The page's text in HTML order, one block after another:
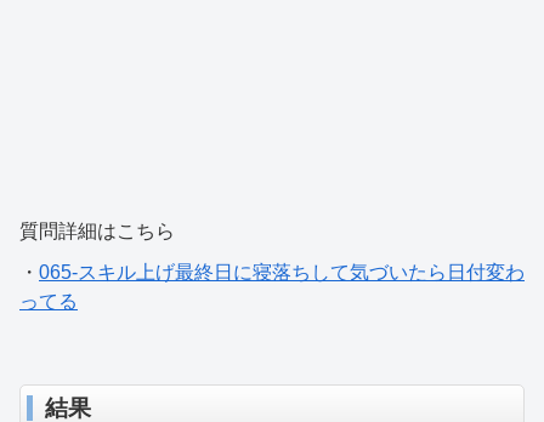
質問詳細はこちら
・ 065-スキル上げ最終日に寝落ちして気づいたら日付変わ
ってる
結果